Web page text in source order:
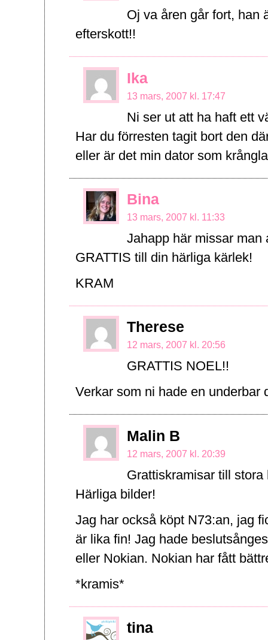
Oj va åren går fort, han
efterskott!!
Ika
13 mars, 2007 kl. 17:47
Ni ser ut att ha haft ett
Har du förresten tagit bort den
eller är det min dator som
Bina
13 mars, 2007 kl. 11:33
Jahapp här missar
GRATTIS till din härliga kärlek!
KRAM
Therese
12 mars, 2007 kl. 20:56
GRATTIS NOEL!!
Verkar som ni hade en underbar
Malin B
12 mars, 2007 kl. 20:39
Grattiskramisar till
Härliga bilder!
Jag har också köpt N73:an, jag
är lika fin! Jag hade
eller Nokian. Nokian har fått
*kramis*
tina